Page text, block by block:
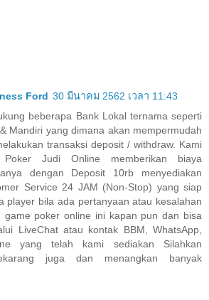
Ford 30 มีนาคม 2562 เวลา 11:43
beberapa Bank Lokal ternama seperti
Mandiri yang dimana akan mempermudah
transaksi deposit / withdraw. Kami
Judi Online memberikan biaya
dengan Deposit 10rb menyediakan
Service 24 JAM (Non-Stop) yang siap
player bila ada pertanyaan atau kesalahan
game poker online ini kapan pun dan bisa
LiveChat atau kontak BBM, WhatsApp,
yang telah kami sediakan Silahkan
juga dan menangkan banyak